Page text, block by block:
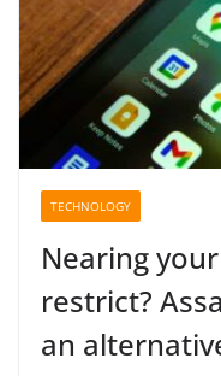
TECHNOLOGY
Nearing
restrict?
an